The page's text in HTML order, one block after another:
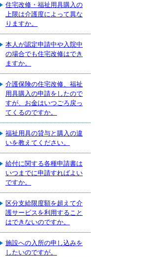
住宅改修・福祉用具購入の
上限は介護度によって異な
りますか。
本人が認定申請中や入院中
の場合でも住宅改修はでき
ますか。
介護保険の住宅改修、福祉
用具購入の申請をしたので
すが、お金はいつごろ戻っ
てくるのですか。
福祉用具の貸与と購入の違
いを教えてください。
給付に関する各種申請書は
いつまでに申請すればよい
ですか。
区分支給限度額を超えて介
護サービスを利用すること
はできないのですか。
施設への入所の申し込みを
したいのですが。